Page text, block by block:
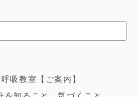
吸教室【ご案内】